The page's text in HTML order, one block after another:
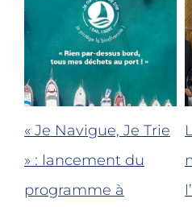
« Je Navigue, Je Trie
» : lancement du
programme à